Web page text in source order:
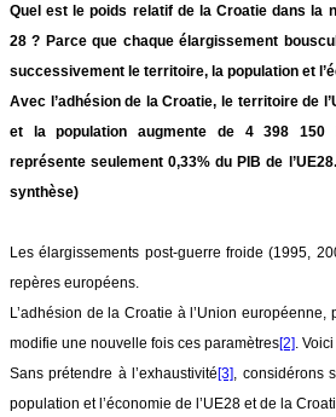
Quel est le poids relatif de la Croatie dans la
28 ? Parce que chaque élargissement
successivement le territoire, la population et
Avec l’adhésion de la Croatie, le territoire de
et la population augmente de 4 398 150
représente seulement 0,33% du PIB de
synthèse)
Les élargissements post-guerre froide (1995,
repères européens.
L’adhésion de la Croatie à l’Union
modifie une nouvelle fois ces paramètres[2].
Sans prétendre à l’exhaustivité[3], considérons
population et l’économie de l’UE28 et de la